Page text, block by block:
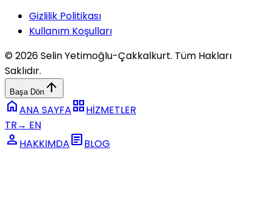
Gizlilik Politikası
Kullanım Koşulları
© 2026 Selin Yetimoğlu-Çakkalkurt. Tüm Hakları
Saklıdır.
Başa Dön arrow_upward
homeANA SAYFAgrid_viewHİZMETLER
TR→ EN
person HAKKIMDAarticleBLOG